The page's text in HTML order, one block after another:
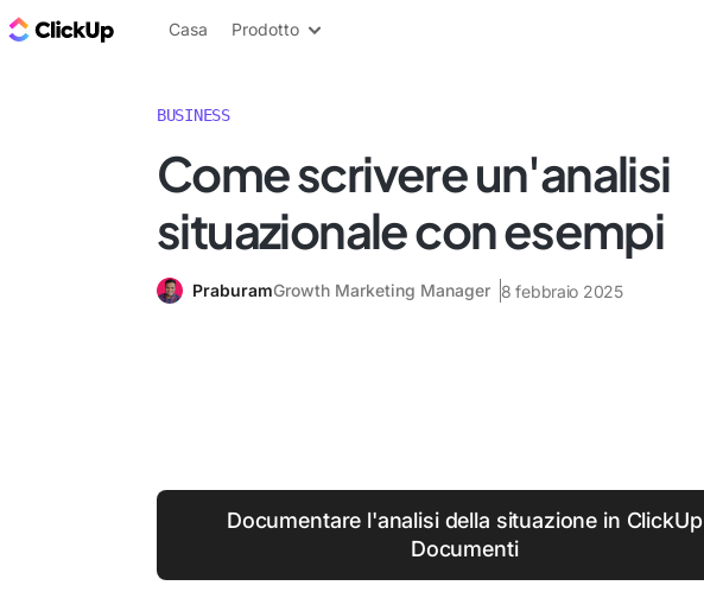
Blog di ClickUp
Casa Prodotto
BUSINESS
Come scrivere un'analisi
situazionale con esempi
PraburamGrowth Marketing Manager 8 febbraio 2025
Documentare l'analisi della situazione in ClickUp
Documenti